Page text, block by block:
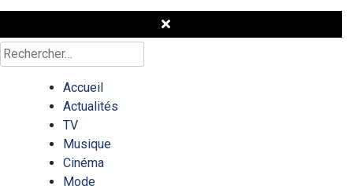
Rechercher :
Accueil
Actualités
TV
Musique
Cinéma
Mode